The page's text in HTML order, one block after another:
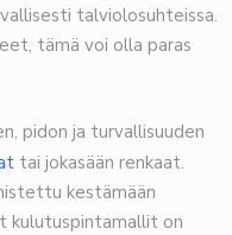
talviolosuhteissa.
tämä voi olla paras
pidon ja turvallisuuden
tai jokasään renkaat.
kestämään
kulutuspintamallit on